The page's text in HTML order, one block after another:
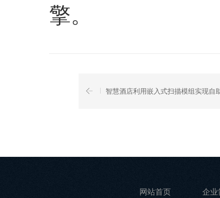
擎。
智慧酒店利用嵌入式扫描模组实现自
网站首页 企业